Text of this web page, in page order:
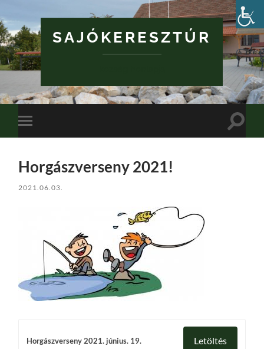
SAJÓKERESZTÚR
Toggle
mobile
Toggle
Horgászverseny 2021!
2021.06.03.
Horgászverseny 2021. június. 19. Letöltés